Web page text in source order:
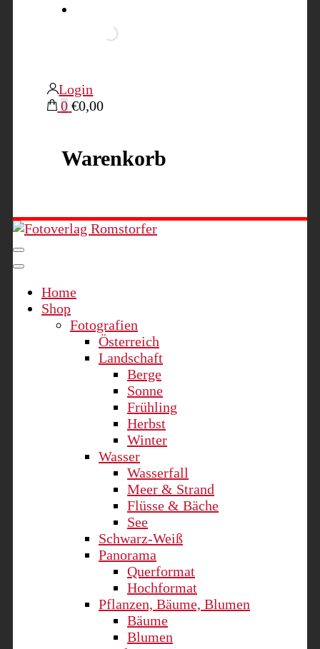
Login
0 €0,00
Warenkorb
Home
Shop
Fotografien
Österreich
Landschaft
Berge
Sonne
Frühling
Herbst
Winter
Wasser
Wasserfall
Meer & Strand
Flüsse & Bäche
See
Schwarz-Weiß
Panorama
Querformat
Hochformat
Pflanzen, Bäume, Blumen
Bäume
Blumen